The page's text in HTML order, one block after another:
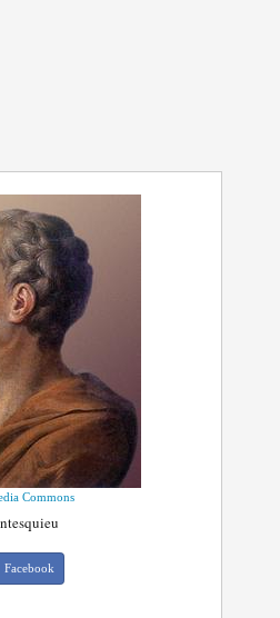
Commons
Facebook